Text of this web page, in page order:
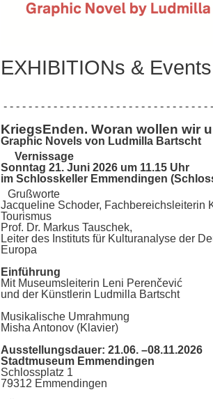
EXHIBITIONs &
- - - - - - - - - - - - - - - - - - - - - - - - - - - - - - - - -
KriegsEnden. Woran wollen
Graphic Novels von Ludmilla Bartscht
Vernissage
Sonntag 21. Juni 2026 um 11.15 Uhr
im Schlosskeller Emmendingen
Grußworte
Jacqueline Schoder, Fachbereichsleiterin
Tourismus
Prof. Dr. Markus Tauschek,
Leiter des Instituts für Kulturanalyse der
Europa
Einführung
Mit Museumsleiterin Leni Perenčević
und der Künstlerin Ludmilla Bartscht
Musikalische Umrahmung
Misha Antonov (Klavier)
Ausstellungsdauer: 21.06. –08.11.2026
Stadtmuseum Emmendingen
Schlossplatz 1
79312 Emmendingen